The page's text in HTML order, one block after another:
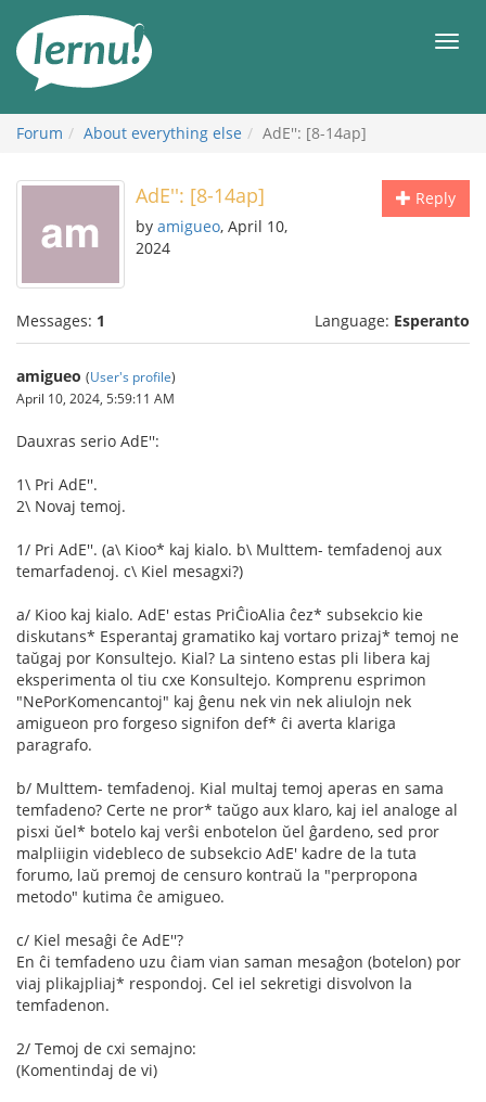
the
content
Forum About everything else AdE'': [8-14ap]
Reply
AdE'': [8-14ap]
by amigueo, April 10,
2024
Messages: 1 Language: Esperanto
amigueo (User's profile)
April 10, 2024, 5:59:11 AM
Dauxras serio AdE'':
1\ Pri AdE''.
2\ Novaj temoj.
1/ Pri AdE''. (a\ Kioo* kaj kialo. b\ Multtem- temfadenoj aux
temarfadenoj. c\ Kiel mesagxi?)
a/ Kioo kaj kialo. AdE' estas PriĈioAlia ĉez* subsekcio kie
diskutans* Esperantaj gramatiko kaj vortaro prizaj* temoj ne
taŭgaj por Konsultejo. Kial? La sinteno estas pli libera kaj
eksperimenta ol tiu cxe Konsultejo. Komprenu esprimon
"NePorKomencantoj" kaj ĝenu nek vin nek aliulojn nek
amigueon pro forgeso signifon def* ĉi averta klariga
paragrafo.
b/ Multtem- temfadenoj. Kial multaj temoj aperas en sama
temfadeno? Certe ne pror* taŭgo aux klaro, kaj iel analoge al
pisxi ŭel* botelo kaj verŝi enbotelon ŭel ĝardeno, sed pror
malpliigin videbleco de subsekcio AdE' kadre de la tuta
forumo, laŭ premoj de censuro kontraŭ la "perpropona
metodo" kutima ĉe amigueo.
c/ Kiel mesaĝi ĉe AdE''?
En ĉi temfadeno uzu ĉiam vian saman mesaĝon (botelon) por
viaj plikajpliaj* respondoj. Cel iel sekretigi disvolvon la
temfadenon.
2/ Temoj de cxi semajno:
(Komentindaj de vi)